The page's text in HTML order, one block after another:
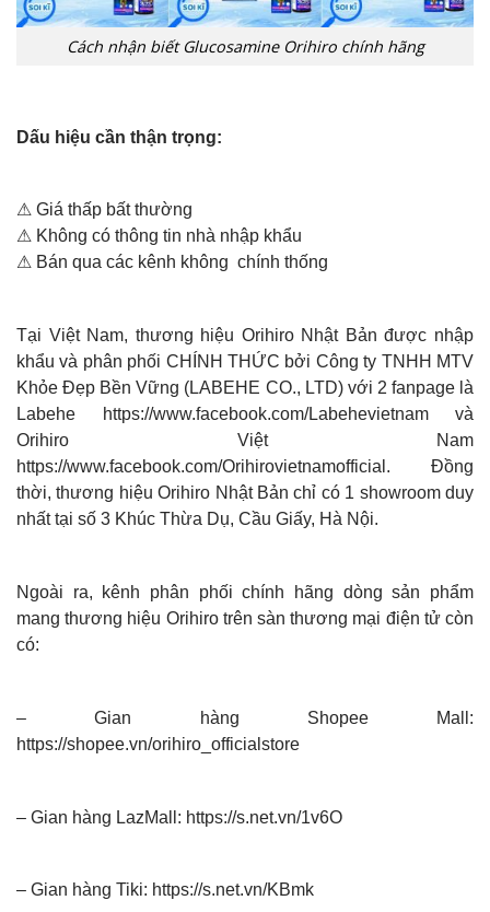
Cách nhận biết Glucosamine Orihiro chính hãng
Dấu hiệu cần thận trọng:
⚠ Giá thấp bất thường
⚠ Không có thông tin nhà nhập khẩu
⚠ Bán qua các kênh không chính thống
Tại Việt Nam, thương hiệu Orihiro Nhật Bản được nhập
khẩu và phân phối CHÍNH THỨC bởi Công ty TNHH MTV
Khỏe Đẹp Bền Vững (LABEHE CO., LTD) với 2 fanpage là
Labehe
https://www.facebook.com/Labehevietnamvà
Orihiro Việt Nam
https://www.facebook.com/Orihirovietnamofficial . Đồng
thời, thương hiệu Orihiro Nhật Bản chỉ có 1 showroom duy
nhất tại số 3 Khúc Thừa Dụ, Cầu Giấy, Hà Nội.
Ngoài ra, kênh phân phối chính hãng dòng sản phẩm
mang thương hiệu Orihiro trên sàn thương mại điện tử còn
có:
– Gian hàng Shopee Mall:
https://shopee.vn/orihiro_officialstore
– Gian hàng LazMall: https://s.net.vn/1v6O
– Gian hàng Tiki: https://s.net.vn/KBmk